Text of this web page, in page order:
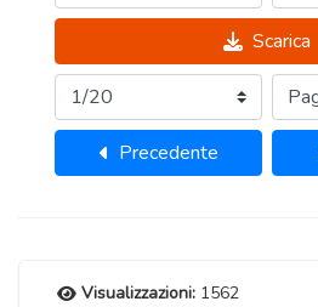
Scarica
Precedente
Visualizzazioni: 1562